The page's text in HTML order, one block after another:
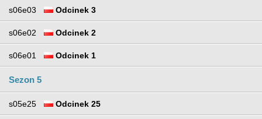
s06e03 Odcinek 3
s06e02 Odcinek 2
s06e01 Odcinek 1
Sezon 5
s05e25 Odcinek 25